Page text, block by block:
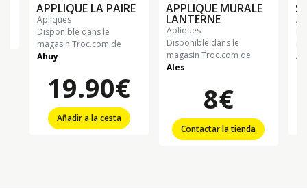
APPLIQUE LA PAIRE
apliques
Disponible dans le
magasin Troc.com de
Ahuy
19.90€
Añadir a la cesta
APPLIQUE MURALE
LANTERNE
apliques
Disponible dans le
magasin Troc.com de
Ales
8€
Contactar la tienda